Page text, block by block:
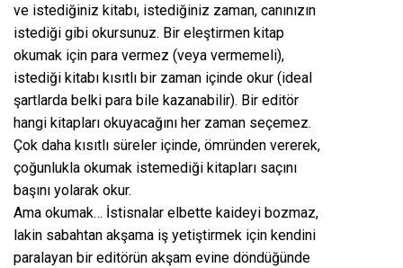
ve istediğiniz kitabı, istediğiniz zaman, canınızın
istediği gibi okursunuz. Bir eleştirmen kitap
okumak için para vermez (veya vermemeli),
istediği kitabı kısıtlı bir zaman içinde okur (ideal
şartlarda belki para bile kazanabilir). Bir editör
hangi kitapları okuyacağını her zaman seçemez.
Çok daha kısıtlı süreler içinde, ömründen vererek,
çoğunlukla okumak istemediği kitapları saçını
başını yolarak okur.
Ama okumak… İstisnalar elbette kaideyi bozmaz,
lakin sabahtan akşama iş yetiştirmek için kendini
paralayan bir editörün akşam evine döndüğünde